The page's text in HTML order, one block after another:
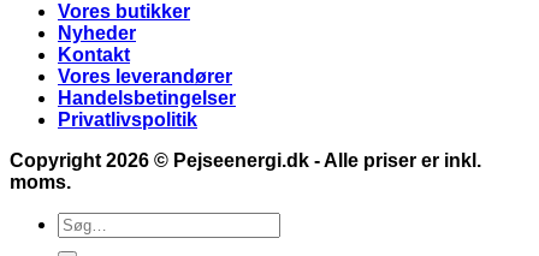
Vores butikker
Nyheder
Kontakt
Vores leverandører
Handelsbetingelser
Privatlivspolitik
Copyright 2026 © Pejseenergi.dk - Alle priser er inkl.
moms.
Søg
efter: